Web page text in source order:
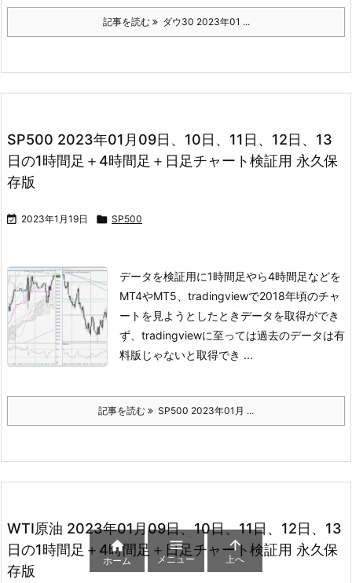
記事を読む ダウ30 2023年01 ...
SP500 2023年01月09日、10日、11日、12日、13
日の1時間足＋4時間足＋日足チャート検証用 永久保
存版
 2023年1月19日  SP500
データを検証用に1時間足やら4時間足などを
MT4やMT5、tradingviewで2018年頃のチャ
ートを見ようとしたときデータを取得ができ
ず、 tradingviewに至っては過去のデータは有
料版じゃないと取得でき ...
記事を読む SP500 2023年01月 ...
WTI原油 2023年01月09日、10日、11日、12日、13
日の1時間足＋4時間足＋日足チャート検証用 永久保
存版

ホーム

メニュー

上へ